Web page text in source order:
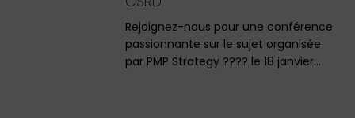
Rejoignez-nous pour une conférence
passionnante sur le sujet organisée
par PMP Strategy ???? le 18 janvier…